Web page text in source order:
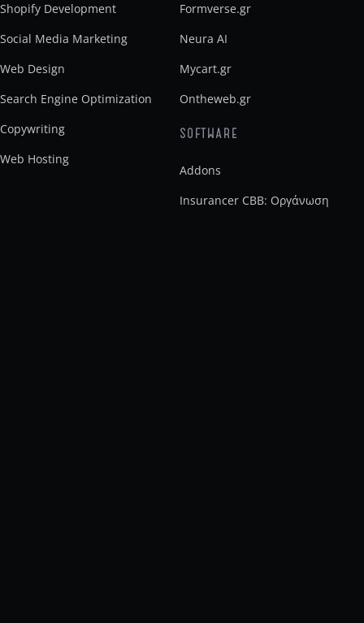
Shopify Development
Social Media Marketing
Web Design
Search Engine Optimization
Copywriting
Web Hosting
Formverse.gr
Neura AI
Mycart.gr
Ontheweb.gr
SOFTWARE
Addons
Insurancer CBB: Οργάνωση